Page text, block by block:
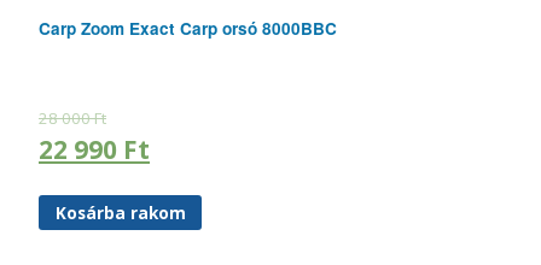
Carp Zoom Exact Carp orsó 8000BBC
28 000Ft
22 990 Ft
Kosárba rakom